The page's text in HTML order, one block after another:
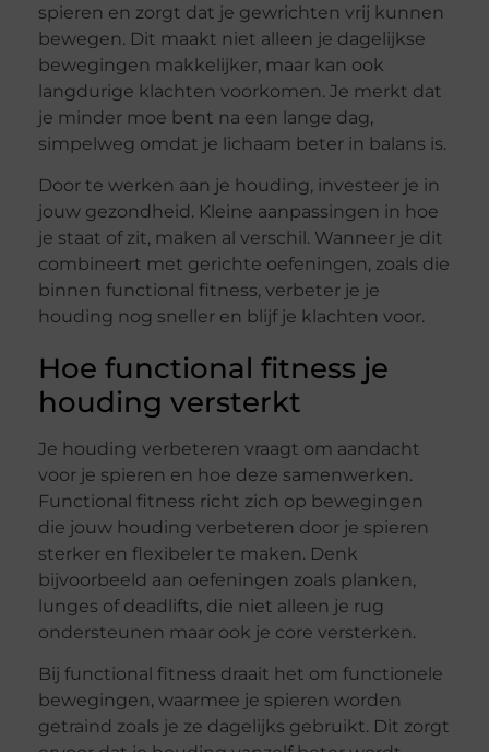
spieren en zorgt dat je gewrichten vrij kunnen
bewegen. Dit maakt niet alleen je dagelijkse
bewegingen makkelijker, maar kan ook
langdurige klachten voorkomen. Je merkt dat
je minder moe bent na een lange dag,
simpelweg omdat je lichaam beter in balans is.
Door te werken aan je houding, investeer je in
jouw gezondheid. Kleine aanpassingen in hoe
je staat of zit, maken al verschil. Wanneer je dit
combineert met gerichte oefeningen, zoals die
binnen functional fitness, verbeter je je
houding nog sneller en blijf je klachten voor.
Hoe functional fitness je
houding versterkt
Je houding verbeteren vraagt om aandacht
voor je spieren en hoe deze samenwerken.
Functional fitness richt zich op bewegingen
die jouw houding verbeteren door je spieren
sterker en flexibeler te maken. Denk
bijvoorbeeld aan oefeningen zoals planken,
lunges of deadlifts, die niet alleen je rug
ondersteunen maar ook je core versterken.
Bij functional fitness draait het om functionele
bewegingen, waarmee je spieren worden
getraind zoals je ze dagelijks gebruikt. Dit zorgt